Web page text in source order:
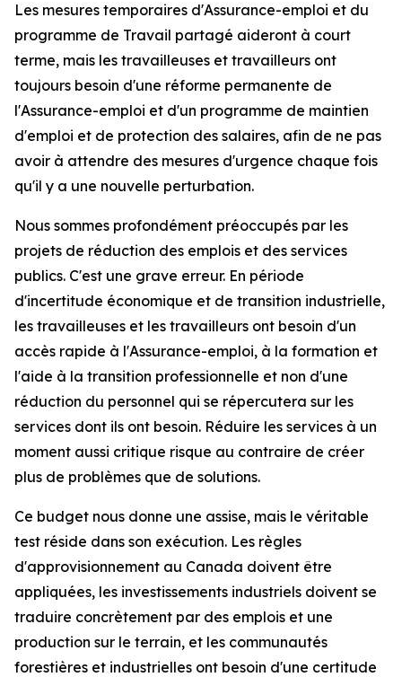
Les mesures temporaires d'Assurance-emploi et du
programme de Travail partagé aideront à court
terme, mais les travailleuses et travailleurs ont
toujours besoin d'une réforme permanente de
l'Assurance-emploi et d'un programme de maintien
d'emploi et de protection des salaires, afin de ne pas
avoir à attendre des mesures d'urgence chaque fois
qu'il y a une nouvelle perturbation.
Nous sommes profondément préoccupés par les
projets de réduction des emplois et des services
publics. C'est une grave erreur. En période
d'incertitude économique et de transition industrielle,
les travailleuses et les travailleurs ont besoin d'un
accès rapide à l'Assurance-emploi, à la formation et
l'aide à la transition professionnelle et non d'une
réduction du personnel qui se répercutera sur les
services dont ils ont besoin. Réduire les services à un
moment aussi critique risque au contraire de créer
plus de problèmes que de solutions.
Ce budget nous donne une assise, mais le véritable
test réside dans son exécution. Les règles
d'approvisionnement au Canada doivent être
appliquées, les investissements industriels doivent se
traduire concrètement par des emplois et une
production sur le terrain, et les communautés
forestières et industrielles ont besoin d'une certitude